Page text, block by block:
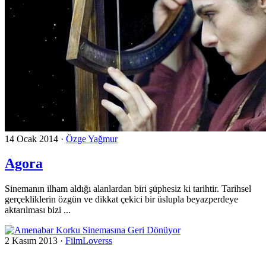
14 Ocak 2014 · Özge Yağmur
Agora
Sinemanın ilham aldığı alanlardan biri şüphesiz ki tarihtir. Tarihsel
gerçekliklerin özgün ve dikkat çekici bir üslupla beyazperdeye
aktarılması bizi ...
2 Kasım 2013 · FilmLoverss